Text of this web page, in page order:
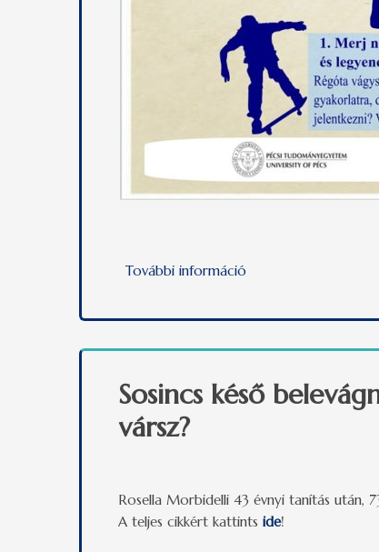
További információ
Sosincs késő
vársz?
Rosella Morbidelli 43 évnyi tanítás után,
A teljes cikkért kattints ide!